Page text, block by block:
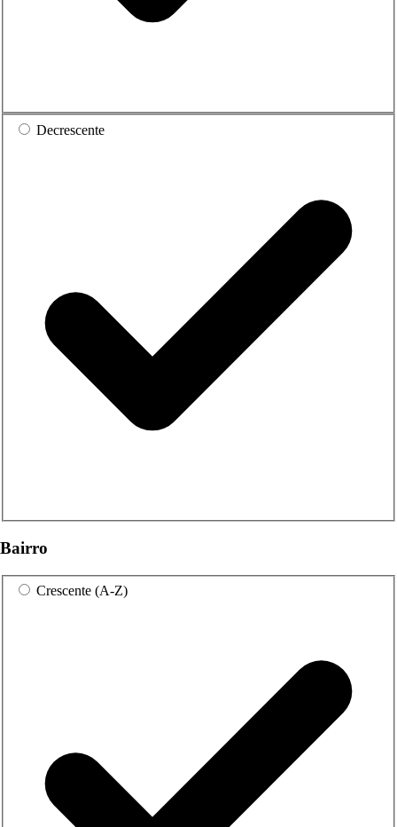
Decrescente
Bairro
Crescente (A-Z)